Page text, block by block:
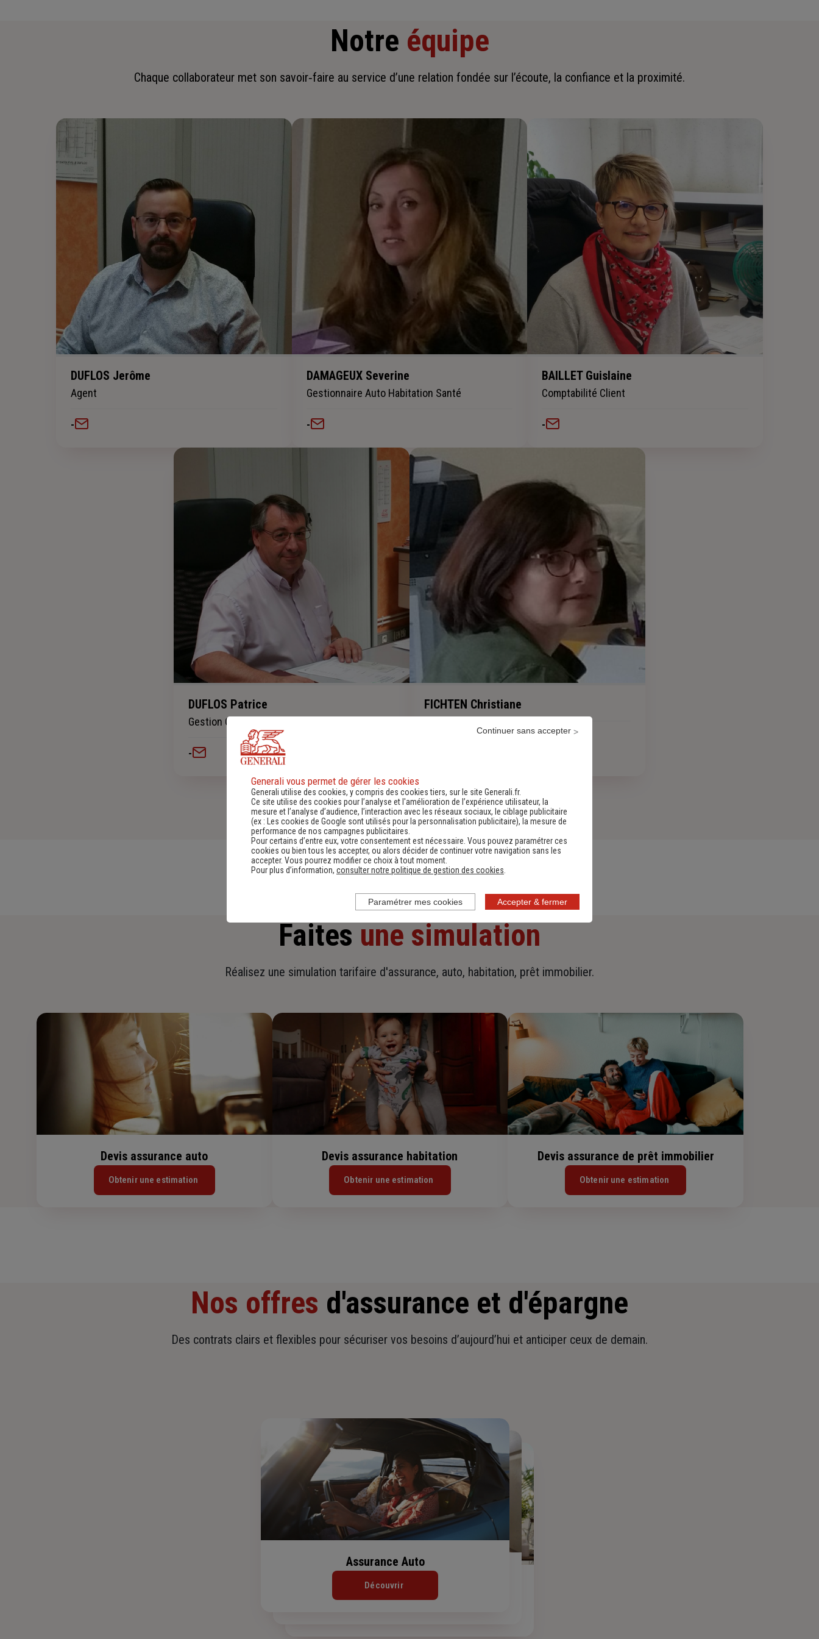
Notre équipe
Chaque collaborateur met son savoir‑faire au service d’une relation fondée sur l’écoute, la confiance et la proximité.
DUFLOS Jerôme
Agent
-
DAMAGEUX Severine
Gestionnaire Auto Habitation Santé
-
BAILLET Guislaine
Comptabilité Client
-
DUFLOS Patrice
Gestion Contrat Automobile et Habitation
-
FICHTEN Christiane
En savoir plus sur l'agence
Faites une simulation
Réalisez une simulation tarifaire d'assurance, auto, habitation, prêt immobilier.
Devis assurance auto
Obtenir une estimation
Devis assurance habitation
Obtenir une estimation
Devis assurance de prêt immobilier
Obtenir une estimation
Nos offres d'assurance et d'épargne
Des contrats clairs et flexibles pour sécuriser vos besoins d’aujourd’hui et anticiper ceux de demain.
Assurance de prêt immobilier
Assurance Habitation
Assurance Auto
Découvrir
Generali vous permet de gérer les cookies
Generali utilise des cookies, y compris des cookies tiers, sur le site Generali.fr.
Ce site utilise des cookies pour l’analyse et l'amélioration de l’expérience utilisateur, la
mesure et l’analyse d’audience, l’interaction avec les réseaux sociaux, le ciblage publicitaire
(ex :
Les cookies de Google sont utilisés pour la personnalisation publicitaire), la mesure de
performance de nos campagnes publicitaires.
Pour certains d’entre eux, votre consentement est nécessaire. Vous pouvez paramétrer ces
cookies ou bien tous les accepter, ou alors décider de continuer votre navigation sans les
accepter. Vous pourrez modifier ce choix à tout moment.
Pour plus d’information, consulter notre politique de gestion des cookies
Accepter & fermer
Continuer sans accepter
Paramétrer mes cookies